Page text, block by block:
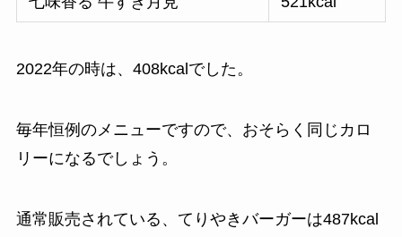
2022年の時は、408kcalでした。
毎年恒例のメニューですので、おそらく同じカロ
リーになるでしょう。
通常販売されている、てりやきバーガーは487kcal